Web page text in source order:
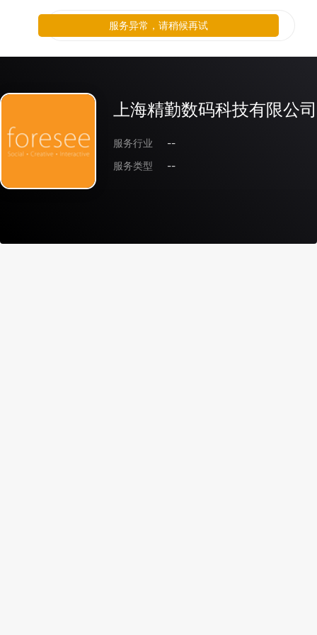
上海精勤数码科技有限公司
服务行业
--
服务类型
--
服务异常，请稍候再试